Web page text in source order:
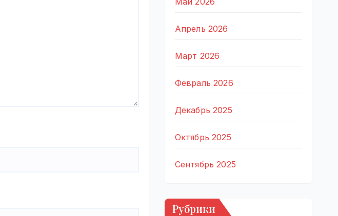
Апрель 2026
Март 2026
Февраль 2026
Декабрь 2025
Октябрь 2025
Сентябрь 2025
Рубрики